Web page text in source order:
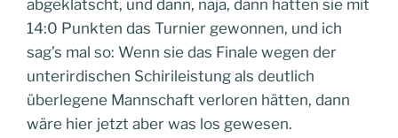
abgeklatscht, und dann, naja, dann hatten sie mit
14:0 Punkten das Turnier gewonnen, und ich
sag’s mal so: Wenn sie das Finale wegen der
unterirdischen Schirileistung als deutlich
überlegene Mannschaft verloren hätten, dann
wäre hier jetzt aber was los gewesen.